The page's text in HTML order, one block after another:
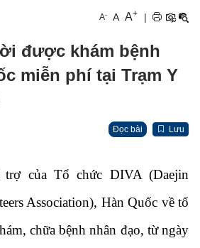
A- A A+ |
được khám bệnh
miễn phí tại Trạm Y
Đọc bài Lưu
của Tổ chức DIVA (Daejin
Association), Hàn Quốc về tổ
chữa bệnh nhân đạo, từ ngày